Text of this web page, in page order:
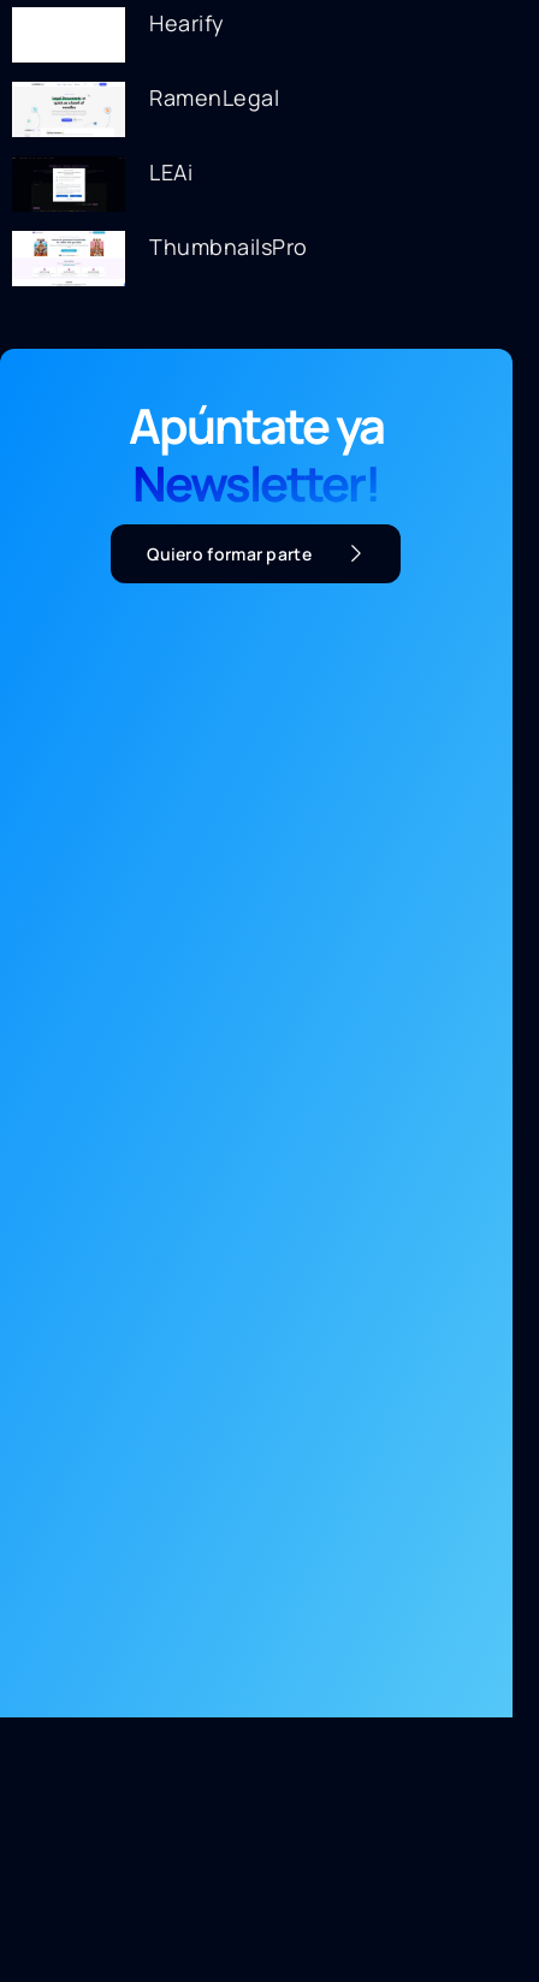
Hearify
RamenLegal
LEAi
ThumbnailsPro
Apúntate ya
Newsletter!
Quiero formar parte